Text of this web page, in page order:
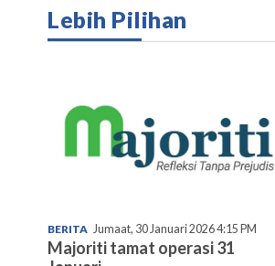
Lebih Pilihan
BERITA Jumaat, 30 Januari 2026 4:15 PM
Majoriti tamat operasi 31